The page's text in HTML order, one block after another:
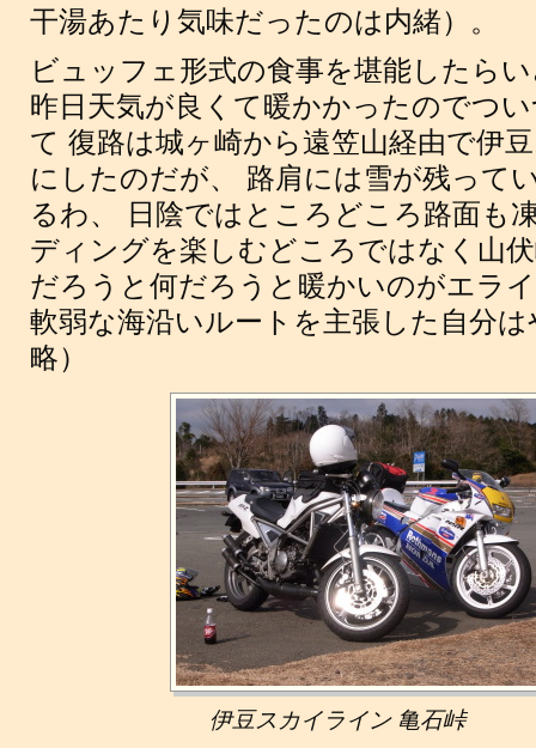
干湯あたり気味だったのは内緒）。
ビュッフェ形式の食事を堪能したら
昨日天気が良くて暖かかったのでつ
て 復路は城ヶ崎から遠笠山経由で伊
にしたのだが、 路肩には雪が残って
るわ、 日陰ではところどころ路面も
ディングを楽しむどころではなく山
だろうと何だろうと暖かいのがエラ
軟弱な海沿いルートを主張した自分
略）
伊豆スカイライン 亀石峠